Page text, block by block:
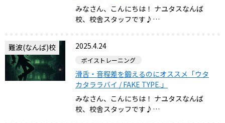
みなさん、こんにちは！ ナユタスなんば
校、校舎スタッフです♪…
難波(なんば)校 2025.4.24
ボイストレーニング
滑舌・音程差を鍛えるのにオススメ「ウタ
カタララバイ / FAKE TYPE.」
みなさん、こんにちは！ ナユタスなんば
校、校舎スタッフです♪…